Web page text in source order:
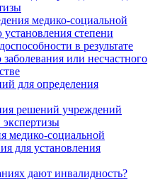
медико-социальной
степени
в результате
или несчастного
для определения
решений учреждений
медико-социальной
для установления
дают инвалидность?